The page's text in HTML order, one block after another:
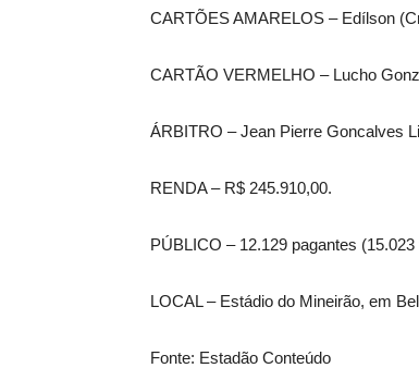
CARTÕES AMARELOS – Edílson
CARTÃO VERMELHO – Lucho
ÁRBITRO – Jean Pierre Goncalves
RENDA – R$ 245.910,00.
PÚBLICO – 12.129 pagantes (15.023
LOCAL – Estádio do Mineirão, em
Fonte: Estadão Conteúdo